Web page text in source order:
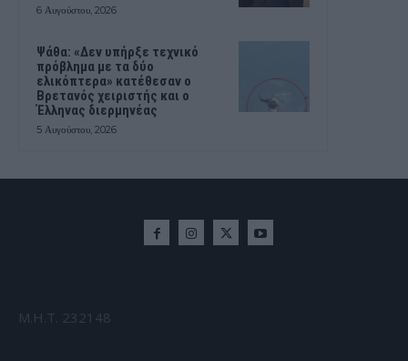
6 Αυγούστου, 2026
Ψάθα: «Δεν υπήρξε τεχνικό
πρόβλημα με τα δύο
ελικόπτερα» κατέθεσαν ο
Βρετανός χειριστής και ο
Έλληνας διερμηνέας
5 Αυγούστου, 2026
Μ.Η.Τ. 232148